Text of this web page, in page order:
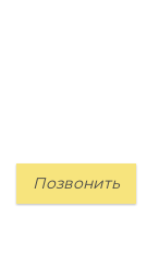
Позвонить